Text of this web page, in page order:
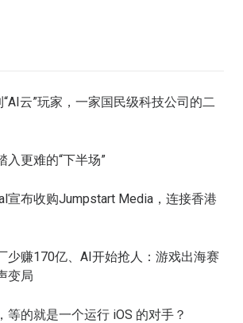
“AI云”玩家，一家国民级科技公司的二
入更难的“下半场”
宣布收购Jumpstart Media，连接香港
少赚170亿、AI开始抢人：游戏出海赛
变局
等的就是一个运行 iOS 的对手？